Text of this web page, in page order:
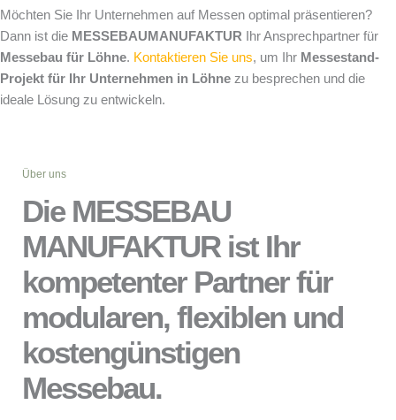
Möchten Sie Ihr Unternehmen auf Messen optimal präsentieren?
Dann ist die MESSEBAUMANUFAKTUR Ihr Ansprechpartner für
Messebau für Löhne. Kontaktieren Sie uns, um Ihr Messestand-
Projekt für Ihr Unternehmen in Löhne zu besprechen und die
ideale Lösung zu entwickeln.
Über uns
Die MESSEBAU
MANUFAKTUR ist Ihr
kompetenter Partner für
modularen, flexiblen und
kostengünstigen
Messebau.